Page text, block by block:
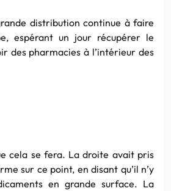
distribution continue à faire
espérant un jour récupérer le
des pharmacies à l’intérieur des
cela se fera. La droite avait pris
sur ce point, en disant qu’il n’y
en grande surface. La